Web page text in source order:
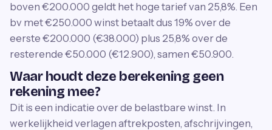
boven €200.000 geldt het hoge tarief van 25,8%. Een
bv met €250.000 winst betaalt dus 19% over de
eerste €200.000 (€38.000) plus 25,8% over de
resterende €50.000 (€12.900), samen €50.900.
Waar houdt deze berekening geen
rekening mee?
Dit is een indicatie over de belastbare winst. In
werkelijkheid verlagen aftrekposten, afschrijvingen,